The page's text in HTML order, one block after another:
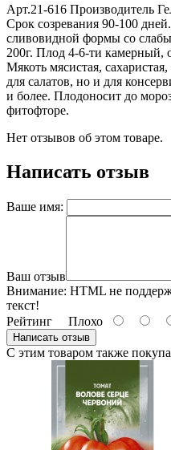
Арт.21-616 Производитель
Срок созревания 90-100
сливовидной формы со
200г. Плод 4-6-ти камерный,
Мякоть мясистая,
для салатов, но и для
и более. Плодоносит до
фитофторе.
Нет отзывов об этом товаре.
Написать отзыв
Ваше имя:
Ваш отзыв
Внимание: HTML не
текст!
Рейтинг Плохо
Написать отзыв
С этим товаром также